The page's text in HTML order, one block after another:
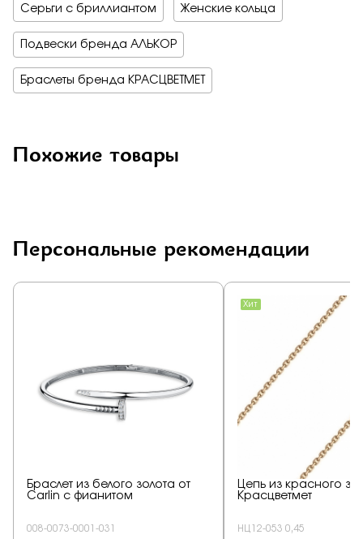
Серьги с бриллиантом Женские кольца
Подвески бренда АЛЬКОР
Браслеты бренда КРАСЦВЕТМЕТ
Похожие товары
Персональные рекомендации